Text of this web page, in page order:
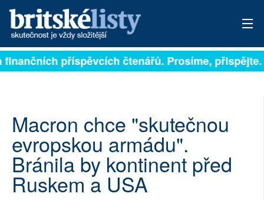
PŘIHLÁSIT
ARCHIV
ROZHOVORY
TÉMATA
finančních příspěvcích čtenářů. Prosíme,
Macron chce "skutečnou
evropskou armádu".
Bránila by kontinent před
Ruskem a USA